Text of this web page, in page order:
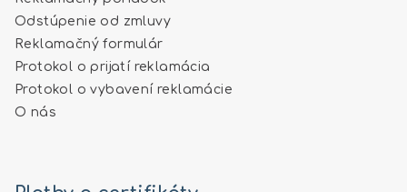
Odstúpenie od zmluvy
Reklamačný formulár
Protokol o prijatí reklamácia
Protokol o vybavení reklamácie
O nás